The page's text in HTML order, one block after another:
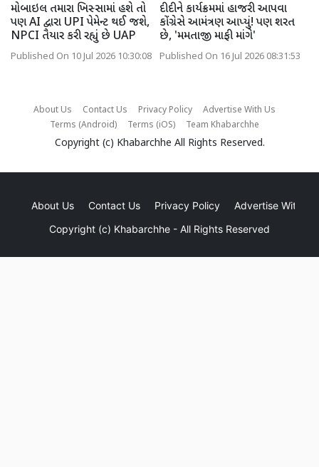
મોબાઇલ તમારા ખિસ્સામાં હશે તો
પણ AI દ્વારા UPI પેમેન્ટ થઈ જશે,
NPCI તૈયાર કરી રહ્યું છે UAP
Published On 10 Jul 2026 10:30:08
દીદીને કાર્યક્રમમાં હાજરી આપવા
કોંગ્રેસે આમંત્રણ આપ્યું! પણ શરત
છે, 'મમતાજી માફી માંગે'
Published On 16 Jul 2026 08:31:53
About Us Contact Us Privacy Policy
Advertise With Us
Terms (Android)
Terms (iOS) Team Khabarchhe
Copyright (c) Khabarchhe All Rights Reserved.
About Us Contact Us Privacy Policy
Advertise With Us
Copyright (c) Khabarchhe - All Rights Reserved